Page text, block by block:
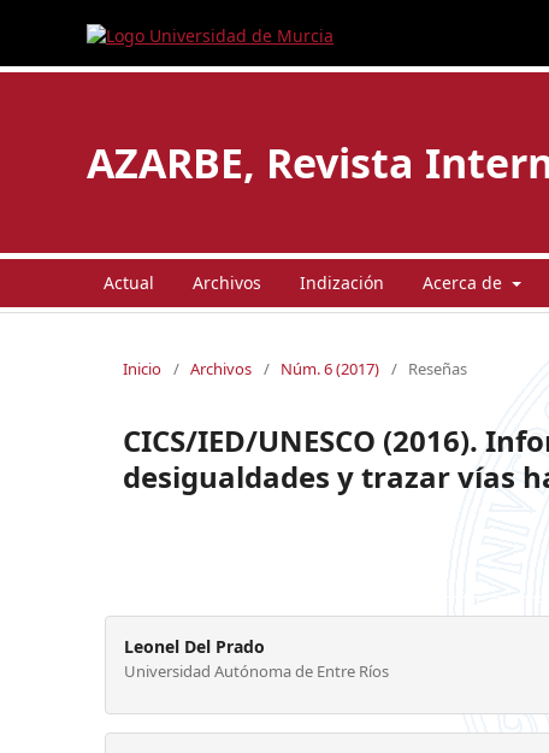
AZARBE, Revista
Actual Archivos Indización Acerca de
Inicio / Archivos / Núm. 6 (2017) / Reseñas
CICS/IED/UNESCO (2016).
desigualdades y trazar vías
Leonel Del Prado
Universidad Autónoma de Entre Ríos